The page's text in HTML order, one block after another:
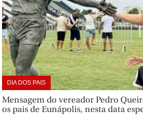
DIA DOS PAIS
Mensagem do vereador Pedro
os pais de Eunápolis, nesta data